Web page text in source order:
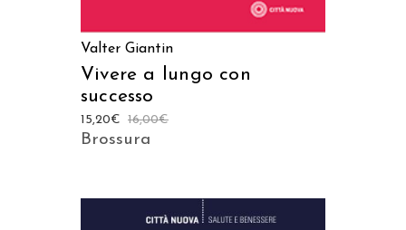
Valter Giantin
Vivere a lungo con
successo
16,00€
15,20€
Brossura